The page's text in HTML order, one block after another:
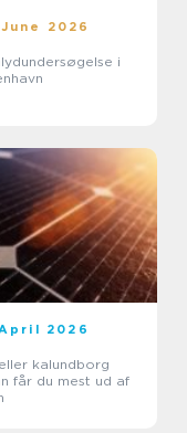
2026
i
2026
kalundborg
får du mest ud af